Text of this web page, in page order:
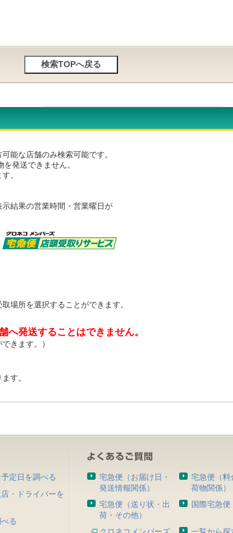
能な店舗のみ検索可能です。
発送できません。
。
結果の営業時間・営業曜日が
場所を選択することができます。
発送することはできません。
きます。）
す。
定日を調べる
・ドライバーを
る
宅急便（お届け日・
発送情報関係）
宅急便（料
荷物関係）
宅急便（送り状・出
荷・その他）
国際宅急便